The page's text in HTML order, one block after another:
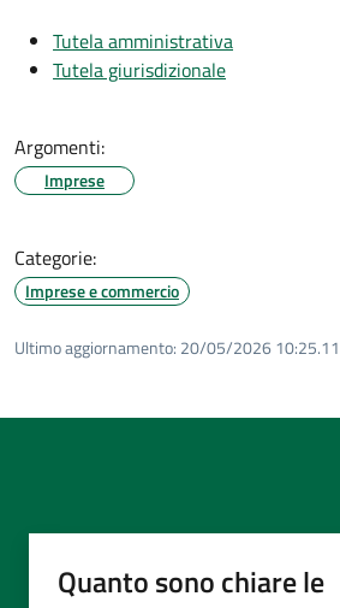
Tutela amministrativa
Tutela giurisdizionale
Argomenti:
Imprese
Categorie:
Imprese e commercio
Ultimo aggiornamento: 20/05/2026 10:25.11
Quanto sono chiare le